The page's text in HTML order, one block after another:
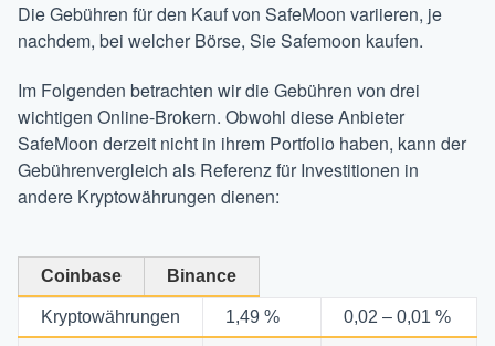
Die Gebühren für den Kauf von SafeMoon variieren, je
nachdem, bei welcher Börse, Sie Safemoon kaufen.
Im Folgenden betrachten wir die Gebühren von drei
wichtigen Online-Brokern. Obwohl diese Anbieter
SafeMoon derzeit nicht in ihrem Portfolio haben, kann der
Gebührenvergleich als Referenz für Investitionen in
andere Kryptowährungen dienen:
Coinbase Binance
Kryptowährungen 1,49 % 0,02 – 0,01 %